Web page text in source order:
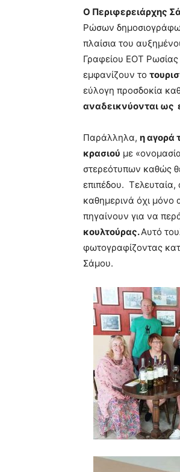
Ο Περιφερειάρχης
Ρώσων
πλαίσια του
Γραφείου ΕΟΤ Ρωσίας
εμφανίζουν το
εύλογη προσδοκία
αναδεικνύονται ως
Παράλληλα, η αγορά
κρασιού με
στερεότυπων καθώς
επιπέδου. Tελευταία,
καθημερινά όχι
πηγαίνουν για να
κουλτούρας.Αυτό
φωτογραφίζοντας
Σάμου.